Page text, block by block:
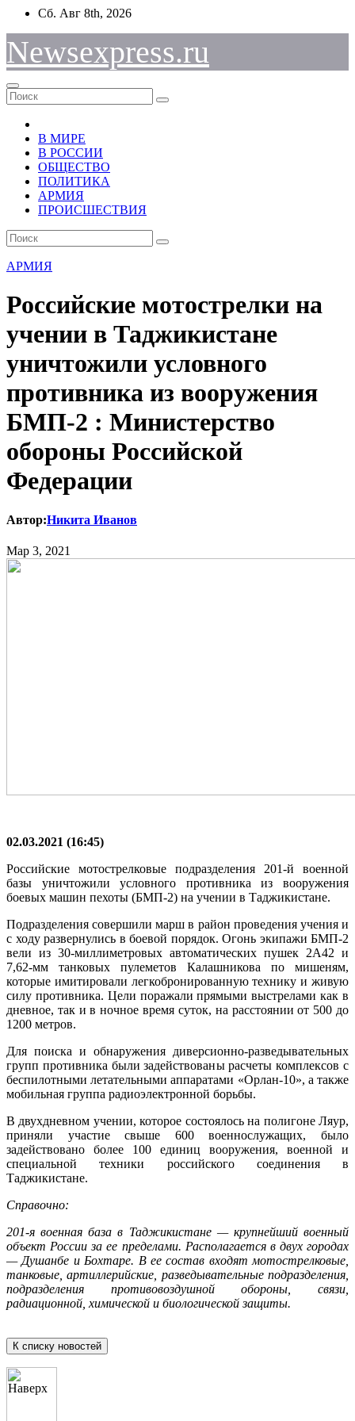
Перейти
содержимому
Сб. Авг 8th, 2026
Newsexpress.ru
В МИРЕ
В РОССИИ
ОБЩЕСТВО
ПОЛИТИКА
АРМИЯ
ПРОИСШЕСТВИЯ
АРМИЯ
Российские мотострелки на
учении в Таджикистане
уничтожили условного
противника из вооружения
БМП-2 : Министерство
обороны Российской
Федерации
Автор:Никита Иванов
Мар 3, 2021
02.03.2021 (16:45)
Российские мотострелковые подразделения 201-й военной
базы уничтожили условного противника из вооружения
боевых машин пехоты (БМП-2) на учении в Таджикистане.
Подразделения совершили марш в район проведения учения и
с ходу развернулись в боевой порядок. Огонь экипажи БМП-2
вели из 30-миллиметровых автоматических пушек 2А42 и
7,62-мм танковых пулеметов Калашникова по мишеням,
которые имитировали легкобронированную технику и живую
силу противника. Цели поражали прямыми выстрелами как в
дневное, так и в ночное время суток, на расстоянии от 500 до
1200 метров.
Для поиска и обнаружения диверсионно-разведывательных
групп противника были задействованы расчеты комплексов с
беспилотными летательными аппаратами «Орлан-10», а также
мобильная группа радиоэлектронной борьбы.
В двухдневном учении, которое состоялось на полигоне Ляур,
приняли участие свыше 600 военнослужащих, было
задействовано более 100 единиц вооружения, военной и
специальной техники российского соединения в
Таджикистане.
Справочно:
201-я военная база в Таджикистане — крупнейший военный
объект России за ее пределами. Располагается в двух городах
— Душанбе и Бохтаре. В ее состав входят мотострелковые,
танковые, артиллерийские, разведывательные подразделения,
подразделения противовоздушной обороны, связи,
радиационной, химической и биологической защиты.
К списку новостей